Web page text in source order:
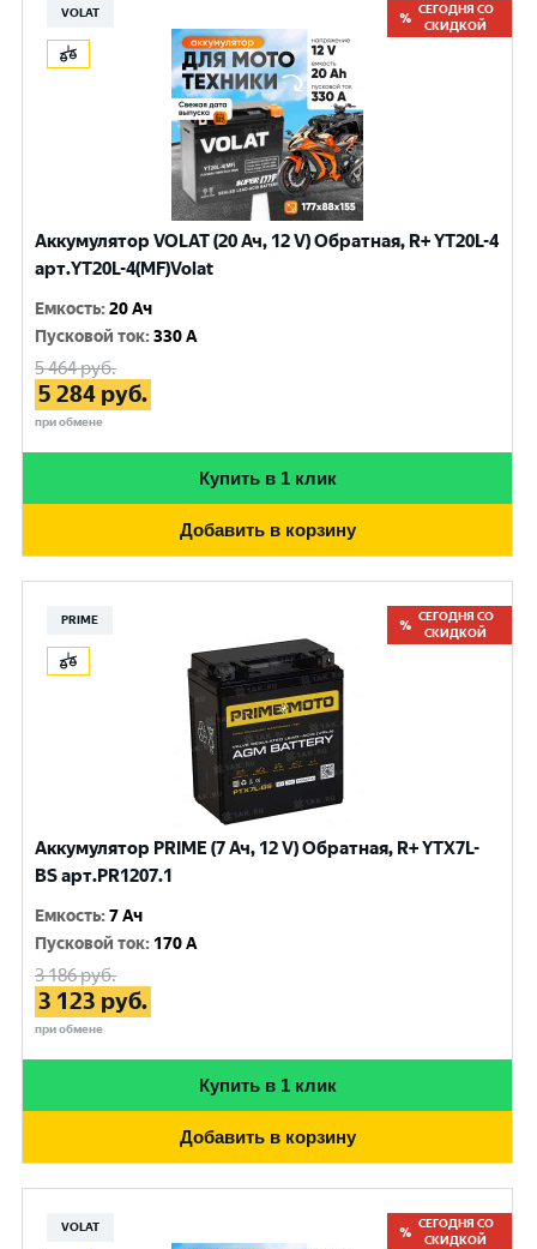
VOLAT
СЕГОДНЯ СО
СКИДКОЙ
Аккумулятор VOLAT (20 Ач, 12 V) Обратная, R+ YT20L-4
арт.YT20L-4(MF)Volat
Емкость:20 Ач
Пусковой ток:330 A
5 464руб.
5 284 руб.
при обмене
Купить в 1 клик
Добавить в корзину
PRIME
СЕГОДНЯ СО
СКИДКОЙ
Аккумулятор PRIME (7 Ач, 12 V) Обратная, R+ YTX7L-
BS арт.PR1207.1
Емкость:7 Ач
Пусковой ток: 170 A
3 186руб.
3 123 руб.
при обмене
Купить в 1 клик
Добавить в корзину
VOLAT
СЕГОДНЯ СО
СКИДКОЙ